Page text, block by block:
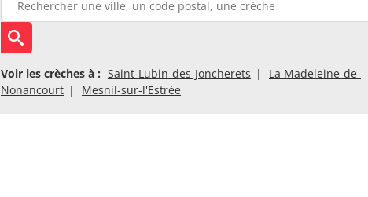
Voir les crèches à : Saint-Lubin-des-Joncherets
La Madeleine-de-
Nonancourt
Mesnil-sur-l'Estrée